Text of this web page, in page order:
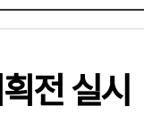
전 실시